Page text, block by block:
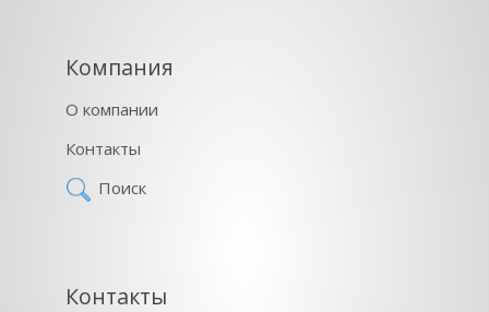
Компания
О компании
Контакты
Поиск
Контакты